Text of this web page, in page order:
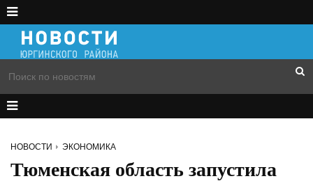
НОВОСТИ ЭКОНОМИКА
Тюменская область запустила